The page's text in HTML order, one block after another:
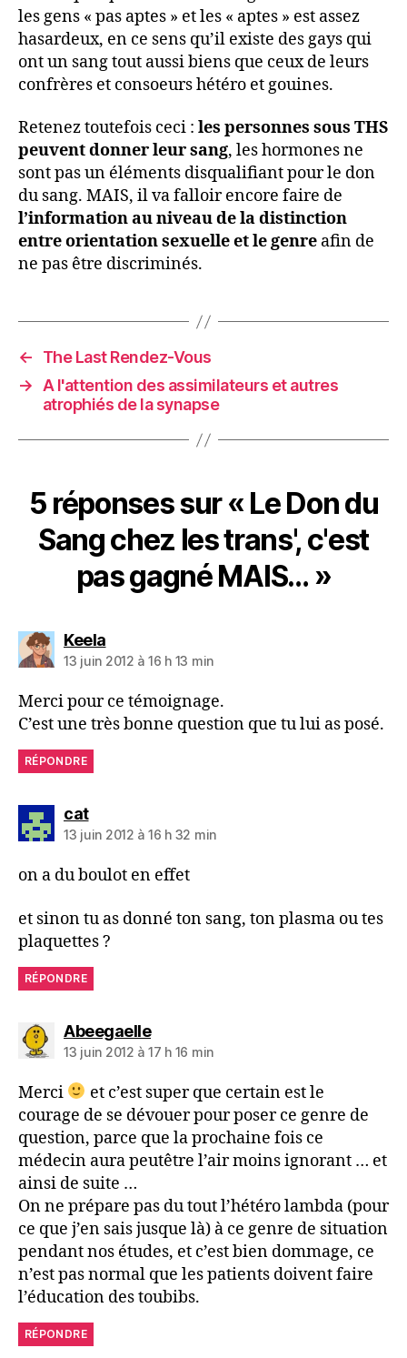
les gens « pas aptes » et les « aptes » est assez
hasardeux, en ce sens qu’il existe des gays qui
ont un sang tout aussi biens que ceux de leurs
confrères et consoeurs hétéro et gouines.
Retenez toutefois ceci : les personnes sous THS
peuvent donner leur sang, les hormones ne
sont pas un éléments disqualifiant pour le don
du sang. MAIS, il va falloir encore faire de
l’information au niveau de la distinction
entre orientation sexuelle et le genre afin de
ne pas être discriminés.
←
The Last Rendez-Vous
→
A l'attention des assimilateurs et autres
atrophiés de la synapse
5 réponses sur « Le Don du
Sang chez les trans', c'est
pas gagné MAIS… »
Keeladit :
13 juin 2012 à 16 h 13 min
Merci pour ce témoignage.
C’est une très bonne question que tu lui as posé.
RÉPONDRE
catdit :
13 juin 2012 à 16 h 32 min
on a du boulot en effet
et sinon tu as donné ton sang, ton plasma ou tes
plaquettes ?
RÉPONDRE
Abeegaelledit :
13 juin 2012 à 17 h 16 min
Merci
et c’est super que certain est le
courage de se dévouer pour poser ce genre de
question, parce que la prochaine fois ce
médecin aura peutêtre l’air moins ignorant … et
ainsi de suite …
On ne prépare pas du tout l’hétéro lambda (pour
ce que j’en sais jusque là) à ce genre de situation
pendant nos études, et c’est bien dommage, ce
n’est pas normal que les patients doivent faire
l’éducation des toubibs.
RÉPONDRE